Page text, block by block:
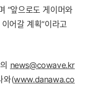
“앞으로도 게이머와
어갈 계획”이라고
news@cowave.kr
와(www.danawa.co